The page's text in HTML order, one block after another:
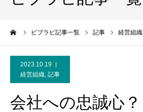
ビブラビ記事一覧 記事 経営組織
2023.10.19
経営組織, 記事
会社への忠誠心？